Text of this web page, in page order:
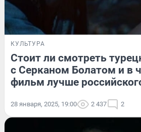
КУЛЬТУРА
Стоит ли смотреть
с Серканом Болатом и в
фильм лучше
28 января, 2025, 19:00 2 437 2